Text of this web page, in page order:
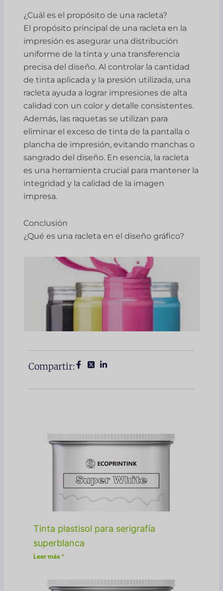
¿Cuál es el propósito de una racleta?
El propósito principal de una racleta en la
impresión es asegurar una distribución
uniforme de la tinta y una transferencia
precisa del diseño. Al controlar la cantidad
de tinta aplicada y la presión utilizada, una
racleta ayuda a lograr impresiones de alta
calidad con un color y detalle consistentes.
Además, las raquetas se utilizan para
eliminar el exceso de tinta de la pantalla o
plancha de impresión, evitando manchas o
sangrado del diseño. En esencia, la racleta
es una herramienta crucial para mantener la
integridad y la calidad de la imagen
impresa.
Conclusión
¿Qué es una racleta en el diseño gráfico?
Compartir:
Tinta plastisol para serigrafía
superblanca
Leer más "